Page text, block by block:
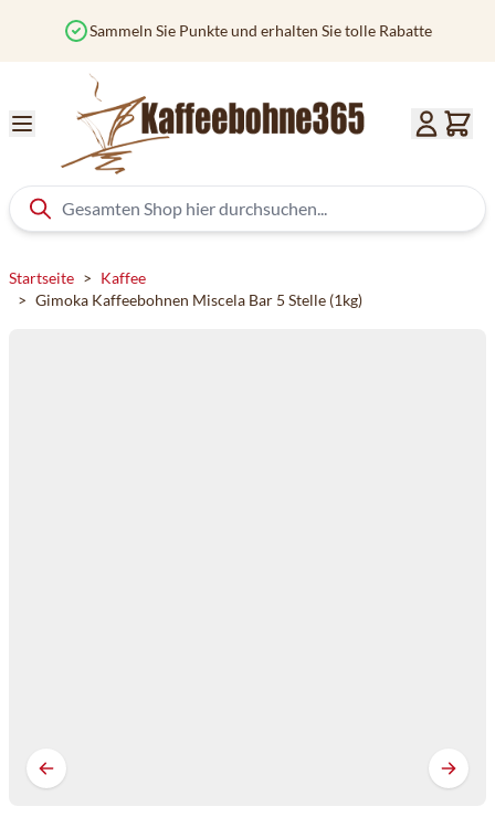
Sammeln Sie Punkte und erhalten Sie tolle Rabatte
Startseite > Kaffee
> Gimoka Kaffeebohnen Miscela Bar 5 Stelle (1kg)